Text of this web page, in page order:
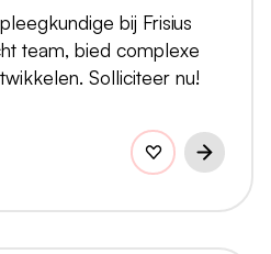
bij Frisius
team, bied complexe
Solliciteer nu!